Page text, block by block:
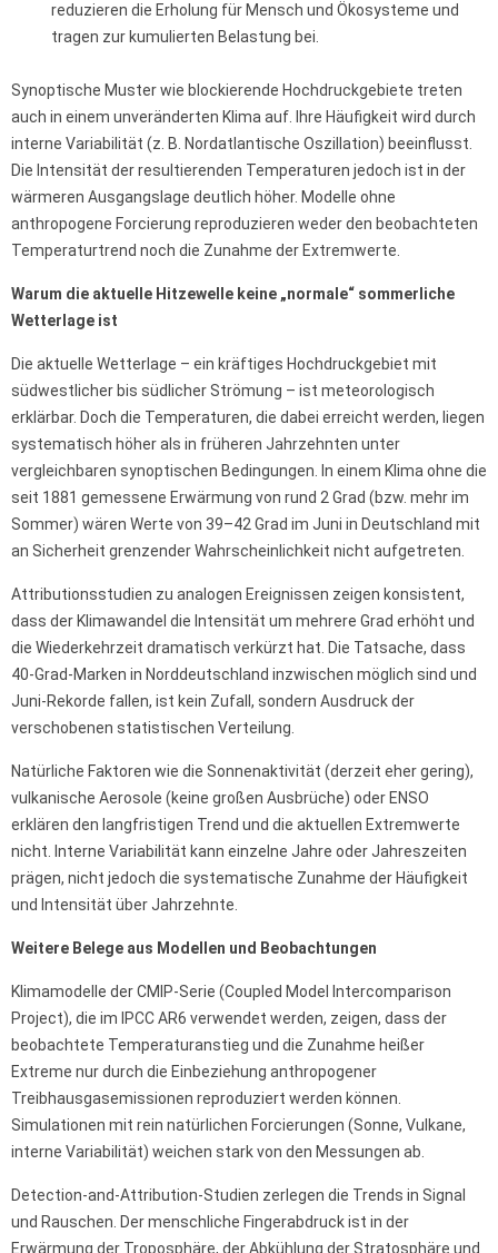
reduzieren die Erholung für Mensch und Ökosysteme und
tragen zur kumulierten Belastung bei.
Synoptische Muster wie blockierende Hochdruckgebiete treten
auch in einem unveränderten Klima auf. Ihre Häufigkeit wird durch
interne Variabilität (z. B. Nordatlantische Oszillation) beeinflusst.
Die Intensität der resultierenden Temperaturen jedoch ist in der
wärmeren Ausgangslage deutlich höher. Modelle ohne
anthropogene Forcierung reproduzieren weder den beobachteten
Temperaturtrend noch die Zunahme der Extremwerte.
Warum die aktuelle Hitzewelle keine „normale“ sommerliche
Wetterlage ist
Die aktuelle Wetterlage – ein kräftiges Hochdruckgebiet mit
südwestlicher bis südlicher Strömung – ist meteorologisch
erklärbar. Doch die Temperaturen, die dabei erreicht werden, liegen
systematisch höher als in früheren Jahrzehnten unter
vergleichbaren synoptischen Bedingungen. In einem Klima ohne die
seit 1881 gemessene Erwärmung von rund 2 Grad (bzw. mehr im
Sommer) wären Werte von 39–42 Grad im Juni in Deutschland mit
an Sicherheit grenzender Wahrscheinlichkeit nicht aufgetreten.
Attributionsstudien zu analogen Ereignissen zeigen konsistent,
dass der Klimawandel die Intensität um mehrere Grad erhöht und
die Wiederkehrzeit dramatisch verkürzt hat. Die Tatsache, dass
40-Grad-Marken in Norddeutschland inzwischen möglich sind und
Juni-Rekorde fallen, ist kein Zufall, sondern Ausdruck der
verschobenen statistischen Verteilung.
Natürliche Faktoren wie die Sonnenaktivität (derzeit eher gering),
vulkanische Aerosole (keine großen Ausbrüche) oder ENSO
erklären den langfristigen Trend und die aktuellen Extremwerte
nicht. Interne Variabilität kann einzelne Jahre oder Jahreszeiten
prägen, nicht jedoch die systematische Zunahme der Häufigkeit
und Intensität über Jahrzehnte.
Weitere Belege aus Modellen und Beobachtungen
Klimamodelle der CMIP-Serie (Coupled Model Intercomparison
Project), die im IPCC AR6 verwendet werden, zeigen, dass der
beobachtete Temperaturanstieg und die Zunahme heißer
Extreme nur durch die Einbeziehung anthropogener
Treibhausgasemissionen reproduziert werden können.
Simulationen mit rein natürlichen Forcierungen (Sonne, Vulkane,
interne Variabilität) weichen stark von den Messungen ab.
Detection-and-Attribution-Studien zerlegen die Trends in Signal
und Rauschen. Der menschliche Fingerabdruck ist in der
Erwärmung der Troposphäre, der Abkühlung der Stratosphäre und